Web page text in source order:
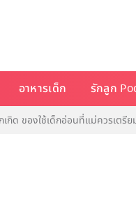
อาหารเด็ก รักลูก
เกิด ของใช้เด็กอ่อนที่แม่ควรเตรีย